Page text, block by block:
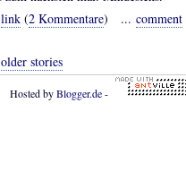
link (2 Kommentare) ... comment
older stories
Hosted byBlogger.de-